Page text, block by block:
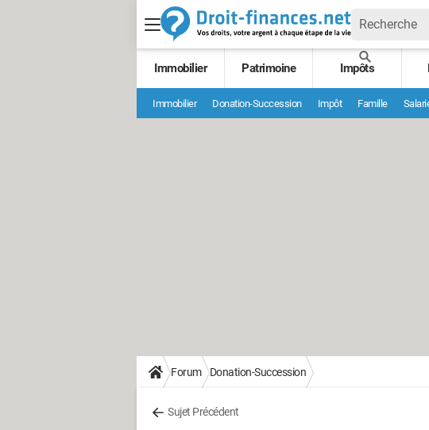
Immobilier Patrimoine Impôts
Immobilier Donation-Succession Impôt Famille
Forum Donation-Succession
Sujet Précédent